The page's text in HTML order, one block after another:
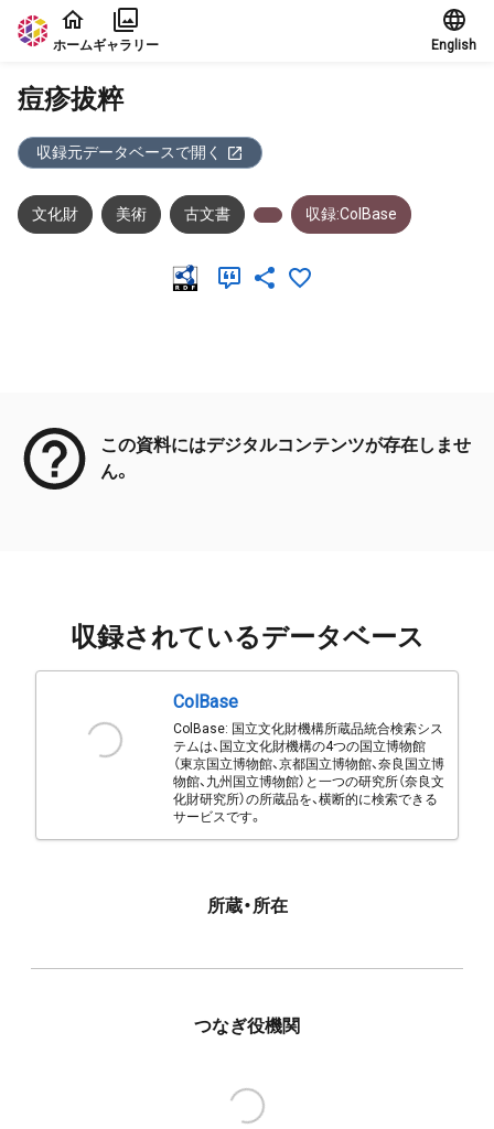
本文に飛ぶ
ホームギャラリー English
痘疹拔粹
収録元データベースで開く
文化財 美術 古文書 収録:ColBase
この資料にはデジタルコンテンツが存在しませ
ん。
収録されているデータベース
ColBase
ColBase: 国立文化財機構所蔵品統合検索シス
テムは、国立文化財機構の4つの国立博物館
（東京国立博物館、京都国立博物館、奈良国立博
物館、九州国立博物館）と一つの研究所（奈良文
化財研究所）の所蔵品を、横断的に検索できる
サービスです。
所蔵・所在
つなぎ役機関